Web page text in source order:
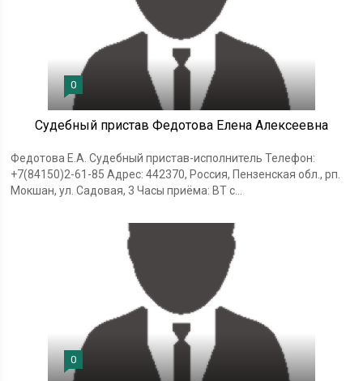
0
Судебный пристав Федотова Елена Алексеевна
Федотова Е.А. Судебный пристав-исполнитель Телефон:
+7(84150)2-61-85 Адрес: 442370, Россия, Пензенская обл., рп.
Мокшан, ул. Садовая, 3 Часы приёма: ВТ с...
0